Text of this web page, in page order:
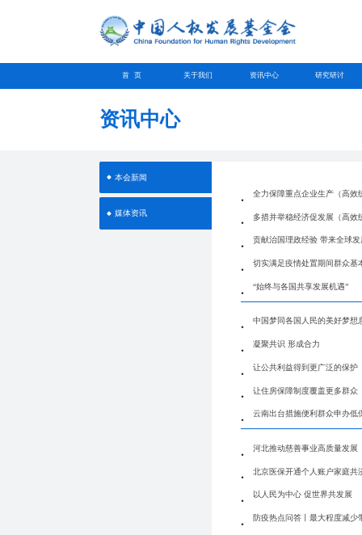
首 页 关于我们 资讯中心 研究研讨
资讯中心
本会新闻
媒体资讯
全力保障重点企业生产（高效
多措并举稳经济促发展（高效
贡献治国理政经验 带来全球发
切实满足疫情处置期间群众基
“始终与各国共享发展机遇”
中国梦同各国人民的美好梦想
凝聚共识 形成合力
让公共利益得到更广泛的保护
让住房保障制度覆盖更多群众
云南出台措施便利群众申办低
河北推动慈善事业高质量发展
北京医保开通个人账户家庭共
以人民为中心 促世界共发展
防疫热点问答丨最大程度减少